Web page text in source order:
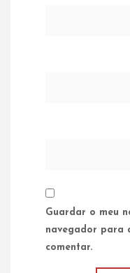
Guardar o meu
navegador para
comentar.